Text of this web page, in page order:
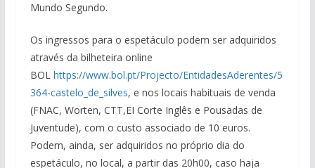
Mundo Segundo.
Os ingressos para o espetáculo podem ser adquiridos
através da bilheteira online
BOL https://www.bol.pt/Projecto/EntidadesAderentes/5
364-castelo_de_silves, e nos locais habituais de venda
(FNAC, Worten, CTT,EI Corte Inglês e Pousadas de
Juventude), com o custo associado de 10 euros.
Podem, ainda, ser adquiridos no próprio dia do
espetáculo, no local, a partir das 20h00, caso haja